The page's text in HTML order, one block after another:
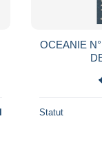
OCEANIE
Statut